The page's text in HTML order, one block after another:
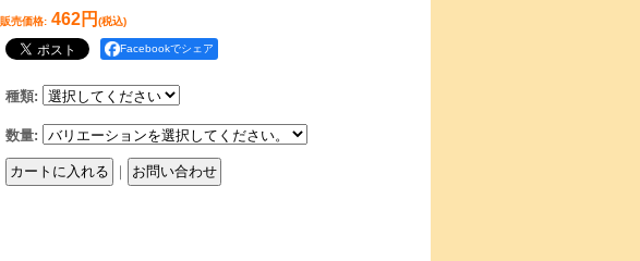
販売価格: 462円 (税込)
Facebookでシェア
種類:
数量:
｜